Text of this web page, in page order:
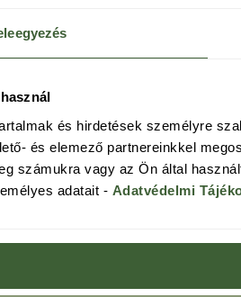
és hirdetések személyre
és elemező partnereinkkel
számukra vagy az Ön által
adatait - Adatvédelmi